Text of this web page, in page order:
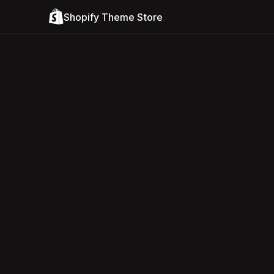
Shopify Theme Store